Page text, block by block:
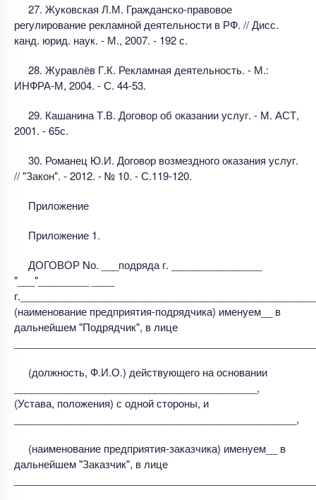
27. Жуковская Л.М. Гражданско-правовое
регулирование рекламной деятельности в РФ. // Дисс.
канд. юрид. наук. - М., 2007. - 192 с.
28. Журавлёв Г.К. Рекламная деятельность. - М.:
ИНФРА-М, 2004. - С. 44-53.
29. Кашанина Т.В. Договор об оказании услуг. - М. АСТ,
2001. - 65с.
30. Романец Ю.И. Договор возмездного оказания услуг.
// "Закон". - 2012. - № 10. - С.119-120.
Приложение
Приложение 1.
ДОГОВОР Nо. ___подряда г. ________________
"___"_________ ____
(наименование предприятия-подрядчика) именуем__ в
дальнейшем "Подрядчик", в лице
(должность, Ф.И.О.) действующего на основании
___________________________________________,
(Устава, положения) с одной стороны, и
__________________________________________________,
(наименование предприятия-заказчика) именуем__ в
дальнейшем "Заказчик", в лице